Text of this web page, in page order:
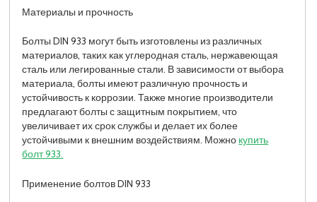
Материалы и прочность
Болты DIN 933 могут быть изготовлены из различных
материалов, таких как углеродная сталь, нержавеющая
сталь или легированные стали. В зависимости от выбора
материала, болты имеют различную прочность и
устойчивость к коррозии. Также многие производители
предлагают болты с защитным покрытием, что
увеличивает их срок службы и делает их более
устойчивыми к внешним воздействиям. Можно купить
болт 933.
Применение болтов DIN 933